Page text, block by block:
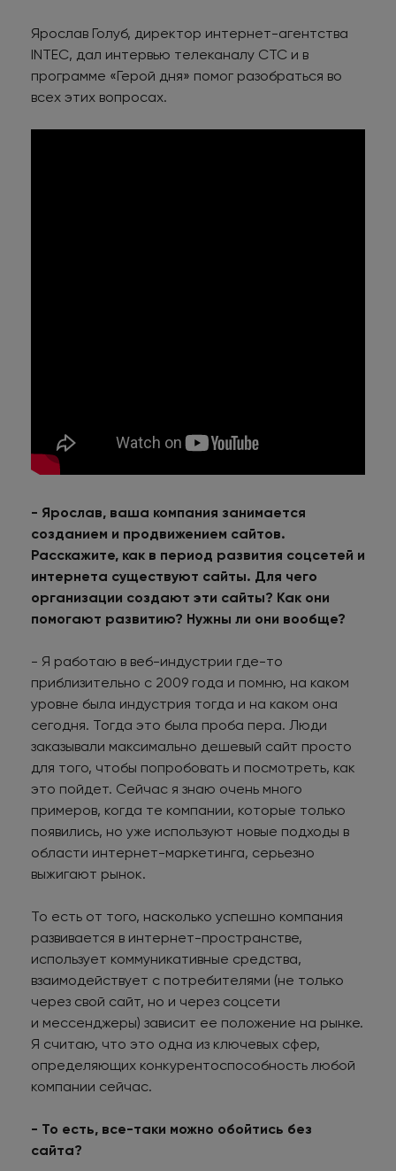
Ярослав Голуб, директор интернет-агентства
INTEC, дал интервью телеканалу СТС и в
программе «Герой дня» помог разобраться во
всех этих вопросах.
- Ярослав, ваша компания занимается
созданием и продвижением сайтов.
Расскажите, как в период развития соцсетей и
интернета существуют сайты. Для чего
организации создают эти сайты? Как они
помогают развитию? Нужны ли они вообще?
- Я работаю в веб-индустрии где-то
приблизительно с 2009 года и помню, на каком
уровне была индустрия тогда и на каком она
сегодня. Тогда это была проба пера. Люди
заказывали максимально дешевый сайт просто
для того, чтобы попробовать и посмотреть, как
это пойдет. Сейчас я знаю очень много
примеров, когда те компании, которые только
появились, но уже используют новые подходы в
области интернет-маркетинга, серьезно
выжигают рынок.
То есть от того, насколько успешно компания
развивается в интернет-пространстве,
использует коммуникативные средства,
взаимодействует с потребителями (не только
через свой сайт, но и через соцсети
и мессенджеры) зависит ее положение на рынке.
Я считаю, что это одна из ключевых сфер,
определяющих конкурентоспособность любой
компании сейчас.
- То есть, все-таки можно обойтись без
сайта?